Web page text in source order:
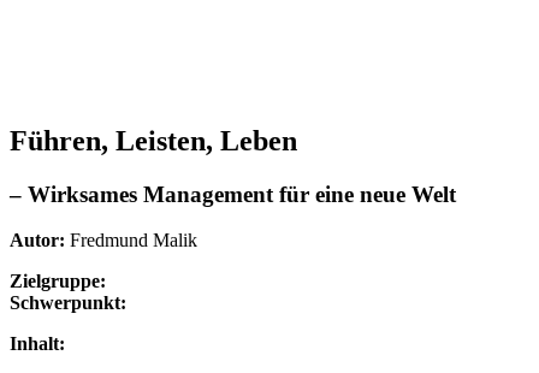
Führen, Leisten, Leben
– Wirksames Management für eine neue Welt
Autor: Fredmund Malik
Zielgruppe:
Schwerpunkt:
Inhalt: